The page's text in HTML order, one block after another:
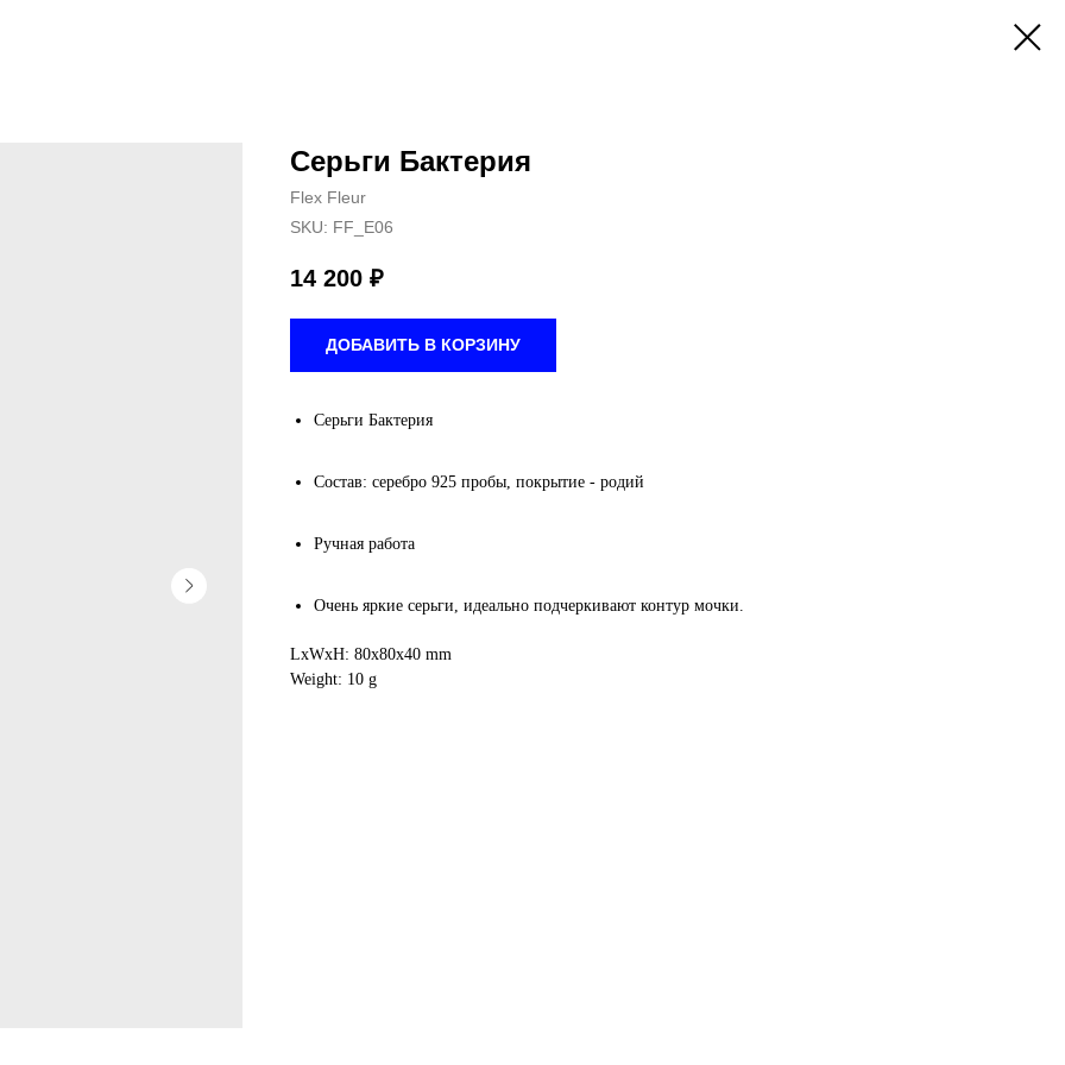
Серьги Бактерия
Flex Fleur
SKU: FF_E06
14 200 ₽
ДОБАВИТЬ В КОРЗИНУ
Серьги Бактерия
Состав: серебро 925 пробы, покрытие - родий
Ручная работа
Очень яркие серьги, идеально подчеркивают контур мочки.
LxWxH: 80x80x40 mm
Weight: 10 g